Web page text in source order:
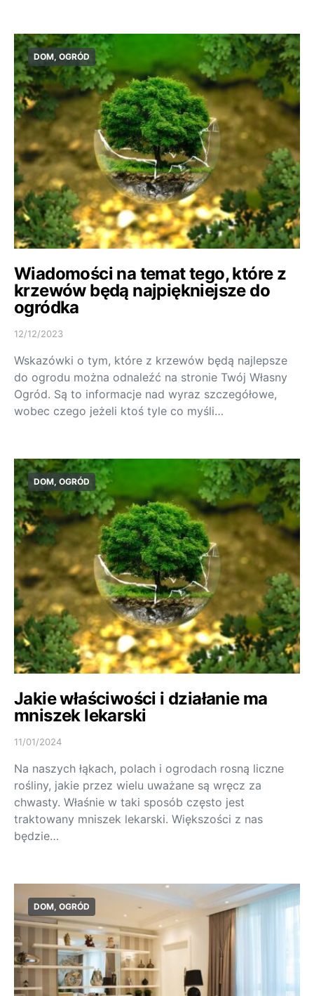
DOM, OGRÓD
Wiadomości na temat tego, które z
krzewów będą najpiękniejsze do
ogródka
12/12/2023
Wskazówki o tym, które z krzewów będą najlepsze
do ogrodu można odnaleźć na stronie Twój Własny
Ogród. Są to informacje nad wyraz szczegółowe,
wobec czego jeżeli ktoś tyle co myśli…
DOM, OGRÓD
Jakie właściwości i działanie ma
mniszek lekarski
11/01/2024
Na naszych łąkach, polach i ogrodach rosną liczne
rośliny, jakie przez wielu uważane są wręcz za
chwasty. Właśnie w taki sposób często jest
traktowany mniszek lekarski. Większości z nas
będzie…
DOM, OGRÓD